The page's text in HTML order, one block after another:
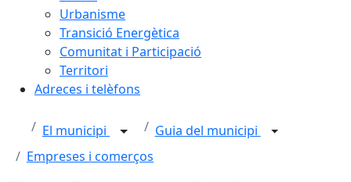
Urbanisme
Transició Energètica
Comunitat i Participació
Territori
Adreces i telèfons
El municipi
Guia del municipi
Empreses i comerços